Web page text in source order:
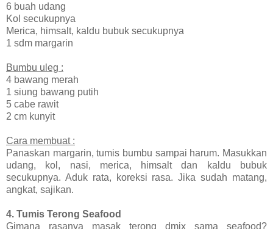
6 buah udang
Kol secukupnya
Merica, himsalt, kaldu bubuk secukupnya
1 sdm margarin
Bumbu uleg :
4 bawang merah
1 siung bawang putih
5 cabe rawit
2 cm kunyit
Cara membuat :
Panaskan margarin, tumis bumbu sampai harum. Masukkan
udang, kol, nasi, merica, himsalt dan kaldu bubuk
secukupnya. Aduk rata, koreksi rasa. Jika sudah matang,
angkat, sajikan.
4. Tumis Terong Seafood
Gimana rasanya masak terong dmix sama seafood?